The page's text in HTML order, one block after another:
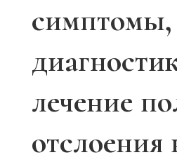
симптомы,
лечение
отслоения